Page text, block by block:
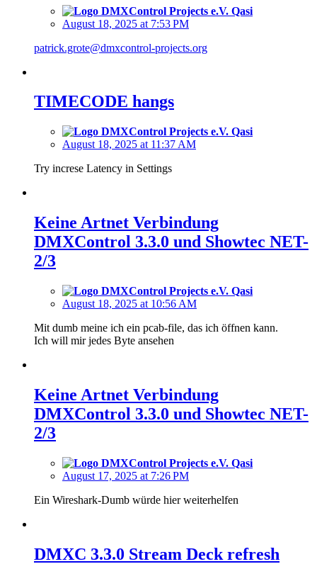
Qasi
August 18, 2025 at 7:53 PM
patrick.grote@dmxcontrol-projects.org
TIMECODE hangs
Qasi
August 18, 2025 at 11:37 AM
Try increse Latency in Settings
Keine Artnet Verbindung
DMXControl 3.3.0 und Showtec NET-
2/3
Qasi
August 18, 2025 at 10:56 AM
Mit dumb meine ich ein pcab-file, das ich öffnen kann.
Ich will mir jedes Byte ansehen
Keine Artnet Verbindung
DMXControl 3.3.0 und Showtec NET-
2/3
Qasi
August 17, 2025 at 7:26 PM
Ein Wireshark-Dumb würde hier weiterhelfen
DMXC 3.3.0 Stream Deck refresh